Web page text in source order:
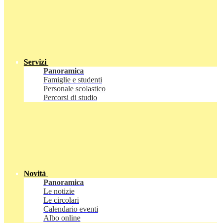
Servizi
Panoramica
Famiglie e studenti
Personale scolastico
Percorsi di studio
Novità
Panoramica
Le notizie
Le circolari
Calendario eventi
Albo online